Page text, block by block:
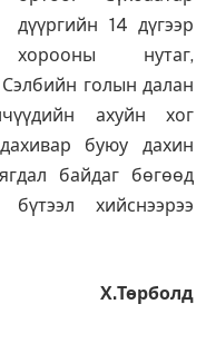
дүүргийн 14 дүгээр
хорооны нутаг,
голын далан
ахуйн хог
буюу дахин
байдаг бөгөөд
хийснээрээ
Х.Төрболд